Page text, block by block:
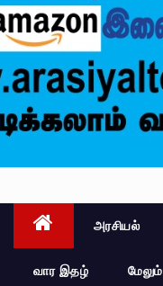
அரசியல்
வார இதழ் மேலும்